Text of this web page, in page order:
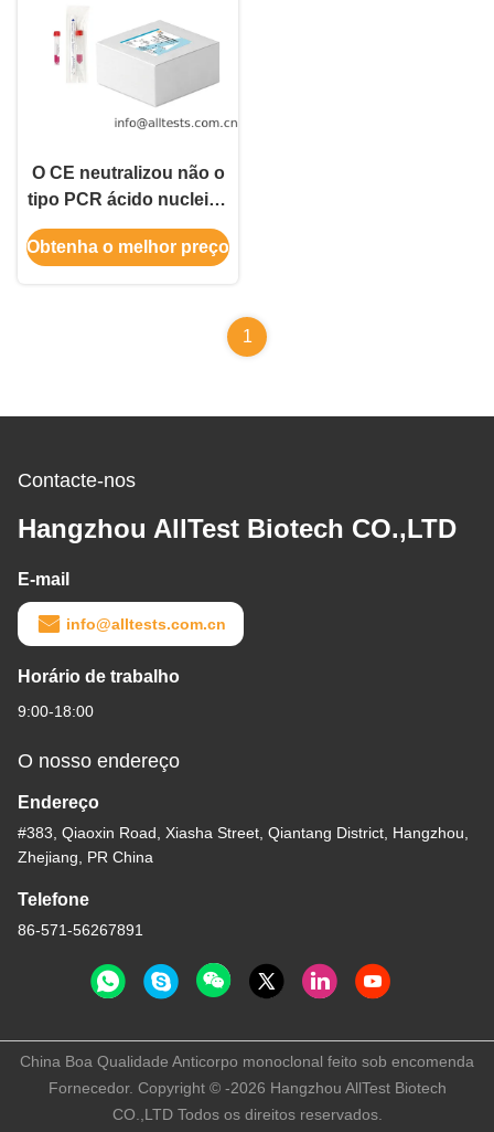
O CE neutralizou não o
tipo PCR ácido nucleico
dos meios de Vtm
Obtenha o melhor preço
1
Contacte-nos
Hangzhou AllTest Biotech CO.,LTD
E-mail
info@alltests.com.cn
Horário de trabalho
9:00-18:00
O nosso endereço
Endereço
#383, Qiaoxin Road, Xiasha Street, Qiantang District, Hangzhou,
Zhejiang, PR China
Telefone
86-571-56267891
China Boa Qualidade Anticorpo monoclonal feito sob encomenda
Fornecedor. Copyright © -2026 Hangzhou AllTest Biotech
CO.,LTD Todos os direitos reservados.